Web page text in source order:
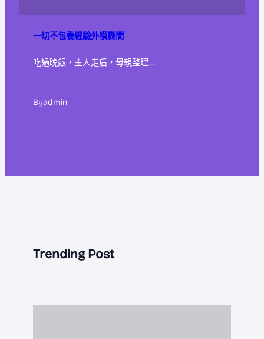
一切不包養經驗外模糊間
吃過晚飯，主人走后，母親整理…
Byadmin
Trending Post